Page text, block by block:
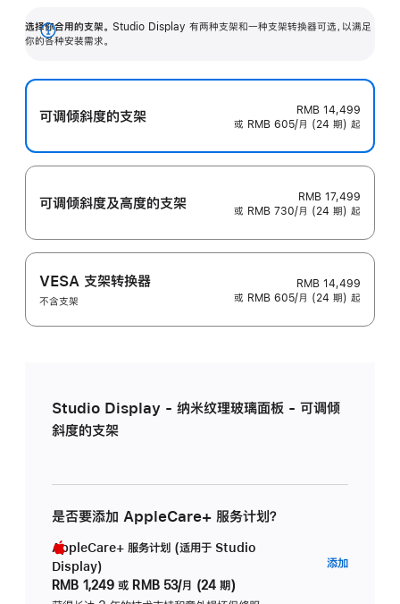
选择你合用的支架。 Studio Display 有两种支架和一种支架转换器可选，以满足
你的各种安装需求。
展
可调倾斜度的支架
RMB 14,499
或 RMB 605/月 (24 期) 起
可调倾斜度及高‍度的支‍架
RMB 17,499
或 RMB 730/月 (24 期) 起
VESA 支架转换器
不含支架
RMB 14,499
或 RMB 605/月 (24 期) 起
Studio Display - 纳米纹理玻璃面板 - 可调倾
斜度的支架
是否要添加 AppleCare+ 服务计划？
AppleCare+ 服务计划 (适用于 Studio
Display)
RMB 1,249 或 RMB 53/月 (24 期)
添加